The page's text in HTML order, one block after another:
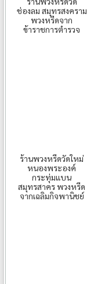
ช่องลม สมุทรสงคราม
พวงหรีดจาก
ข้าราชการตำรวจ
ร้านพวงหรีดวัดใหม่
หนองพระองค์
กระทุ่มแบน
สมุทรสาคร พวงหรีด
จากเฉลิมกิจพานิชย์